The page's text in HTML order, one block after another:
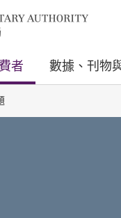
者 數據、刊物